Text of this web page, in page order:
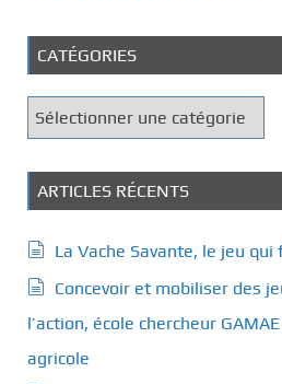
CATÉGORIES
a
g
o
i
e
ARTICLES RÉCENTS
La Vache Savante, le jeu
Concevoir et mobiliser des
l’action, école chercheur
agricole